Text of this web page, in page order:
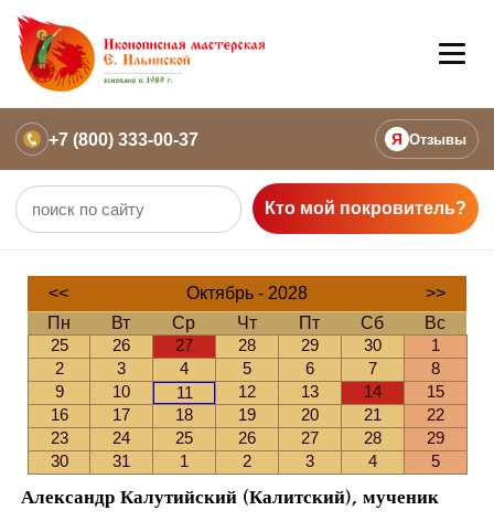
+7 (800) 333-00-37 Я Отзывы
Кто мой покровитель?
<< Октябрь - 2028
>>
Пн
Вт Ср Чт Пт Сб
Вс
25
26 27 28 29 30
1
2
3 4 5 6 7
8
9
10 11 12 13 14
15
16
17 18 19 20 21
22
23
24 25 26 27 28
29
30
31 1 2 3 4 5
Александр Калутийский (Калитский), мученик